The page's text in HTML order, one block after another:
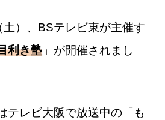
）、BSテレビ東が主催す
利き塾 」が開催されまし
テレビ大阪で放送中の「も